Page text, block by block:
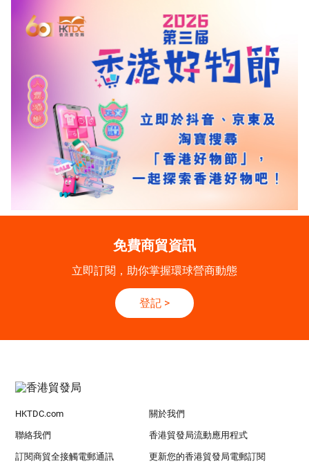
免費商貿資訊
立即訂閱，助你掌握環球營商動態
登記 >
HKTDC.com 關於我們
聯絡我們 香港貿發局流動應用程式
訂閱商貿全接觸電郵通訊 更新您的香港貿發局電郵訂閱